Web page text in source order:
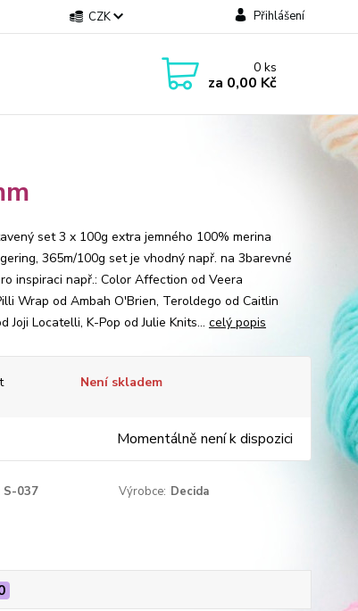
CZK Přihlášení
0ks
za 0,00 Kč
set 3 x 100g extra jemného 100% merina
365m/100g set je vhodný např. na 3barevné
inspiraci např.: Color Affection od Veera
Wrap od Ambah O'Brien, Teroldego od Caitlin
Joji Locatelli, K-Pop od Julie Knits... celý popis
Není skladem
Momentálně není k dispozici
S-037 Výrobce: Decida